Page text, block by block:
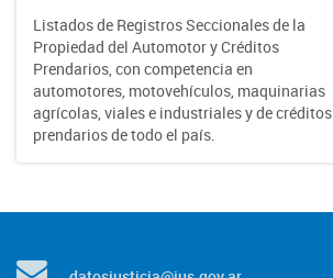
Listados de Registros Seccionales de la
Propiedad del Automotor y Créditos
Prendarios, con competencia en
automotores, motovehículos, maquinarias
agrícolas, viales e industriales y de créditos
prendarios de todo el país.